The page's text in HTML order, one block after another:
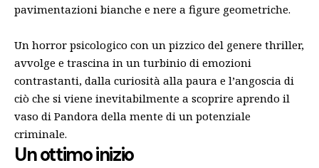
pavimentazioni bianche e nere a figure geometriche.
Un horror psicologico con un pizzico del genere thriller,
avvolge e trascina in un turbinio di emozioni
contrastanti, dalla curiosità alla paura e l’angoscia di
ciò che si viene inevitabilmente a scoprire aprendo il
vaso di Pandora della mente di un potenziale
criminale.
Un ottimo inizio